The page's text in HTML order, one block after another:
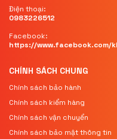
Điện thoại:
0983226512
Facebook:
https://www.facebook.com/
CHÍNH SÁCH CHUNG
Chính sách bảo hành
Chính sách kiểm hàng
Chính sách vận chuyển
Chính sách bảo mật thông tin